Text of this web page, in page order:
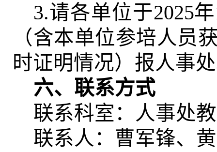
3.请各单位于2025
（含本单位参培人员
时证明情况）报人事
六、联系方式
联系科室：人事处
联系人：曹军锋、